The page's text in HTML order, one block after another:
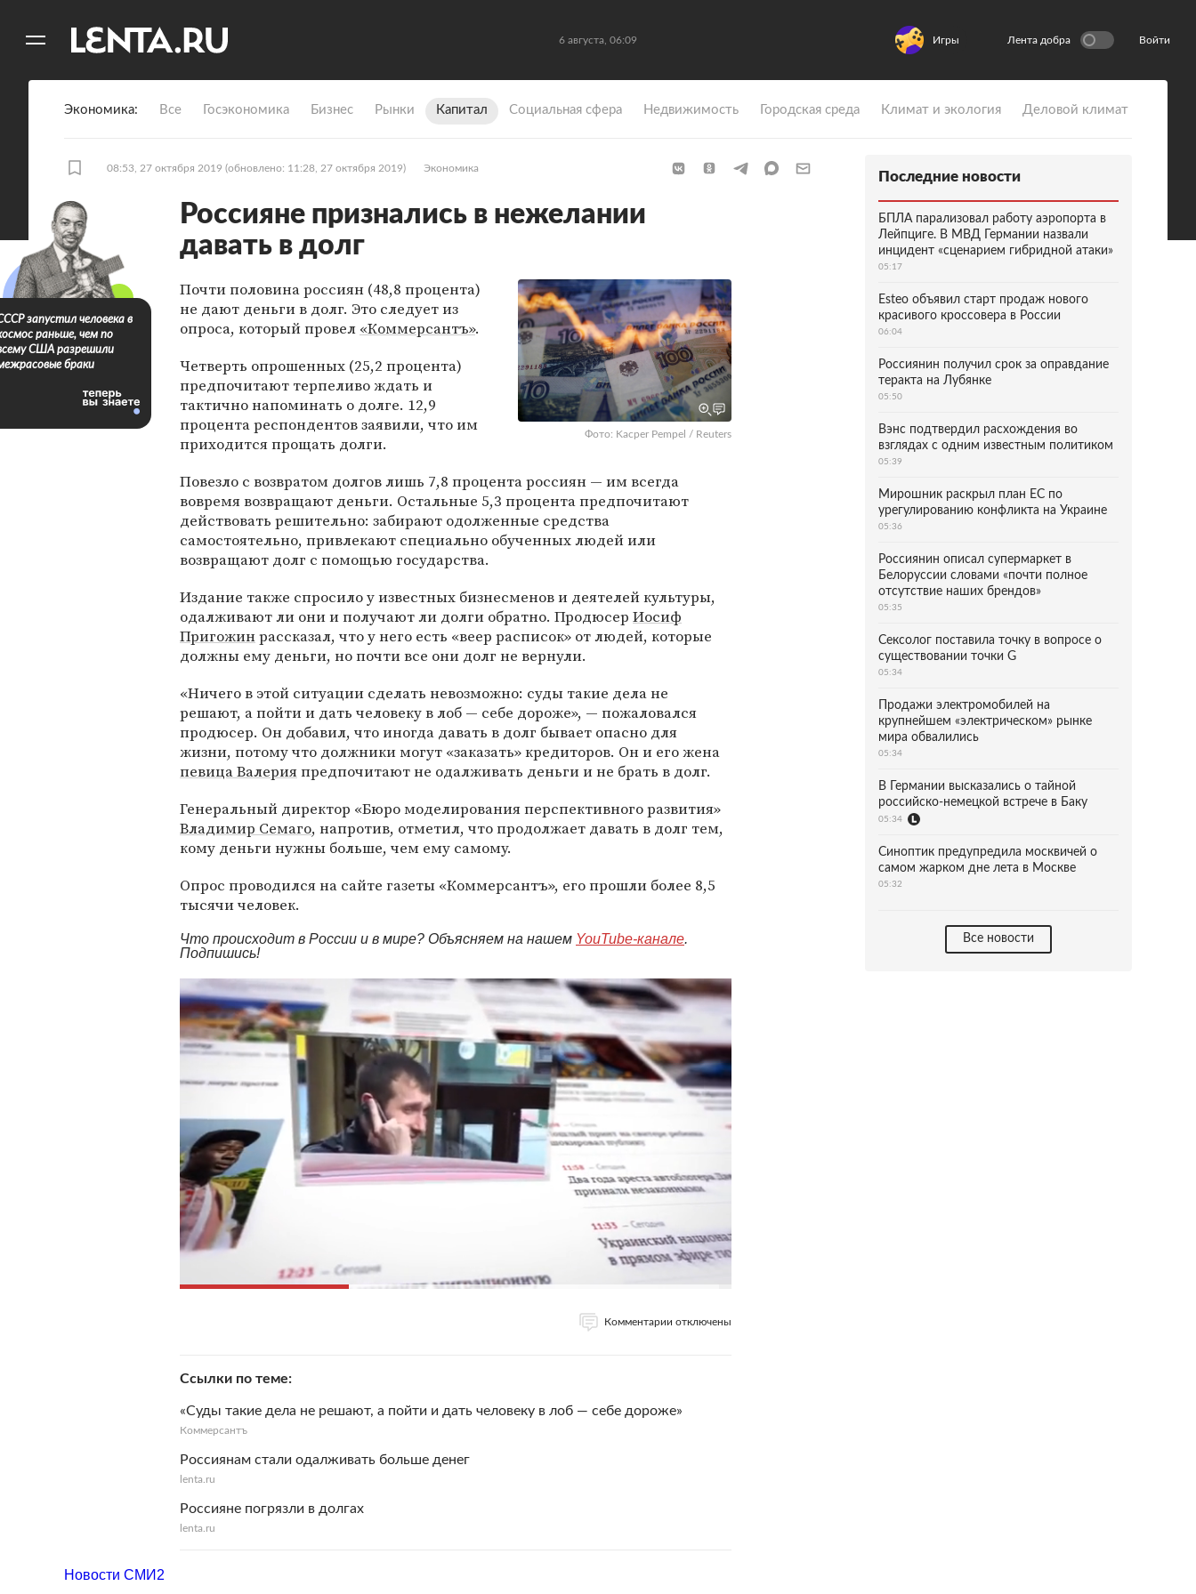
6 августа, 06:09 Игры Лента добра Войти
Экономика Все Госэкономика Бизнес Рынки Капитал Социальная сфера Недвижимость Городская среда Климат и экология Деловой климат
08:53, 27 октября 2019 (обновлено: 11:28, 27 октября 2019) Экономика
Россияне признались в нежелании
давать в долг
Фото: Kacper Pempel / Reuters
Почти половина россиян (48,8 процента)
не дают деньги в долг. Это следует из
опроса, который провел «Коммерсантъ».
Четверть опрошенных (25,2 процента)
предпочитают терпеливо ждать и
тактично напоминать о долге. 12,9
процента респондентов заявили, что им
приходится прощать долги.
Повезло с возвратом долгов лишь 7,8 процента россиян — им всегда
вовремя возвращают деньги. Остальные 5,3 процента предпочитают
действовать решительно: забирают одолженные средства
самостоятельно, привлекают специально обученных людей или
возвращают долг с помощью государства.
Издание также спросило у известных бизнесменов и деятелей культуры,
одалживают ли они и получают ли долги обратно. Продюсер Иосиф
Пригожинрассказал, что у него есть «веер расписок» от людей, которые
должны ему деньги, но почти все они долг не вернули.
«Ничего в этой ситуации сделать невозможно: суды такие дела не
решают, а пойти и дать человеку в лоб — себе дороже», — пожаловался
продюсер. Он добавил, что иногда давать в долг бывает опасно для
жизни, потому что должники могут «заказать» кредиторов. Он и его жена
певица Валерияпредпочитают не одалживать деньги и не брать в долг.
Генеральный директор «Бюро моделирования перспективного развития»
Владимир Семаго, напротив, отметил, что продолжает давать в долг тем,
кому деньги нужны больше, чем ему самому.
Опрос проводился на сайте газеты «Коммерсантъ», его прошли более 8,5
тысячи человек.
Что происходит в России и в мире? Объясняем на нашем YouTube-канале.
Подпишись!
Комментарии отключены
Ссылки по теме
«Суды такие дела не решают, а пойти и дать человеку в лоб — себе дороже»
Коммерсантъ
Россиянам стали одалживать больше денег
lenta.ru
Россияне погрязли в долгах
lenta.ru
запустил человека в
раньше, чем по
США разрешили
браки
Последние новости
БПЛА парализовал работу аэропорта в
Лейпциге. В МВД Германии назвали
инцидент «сценарием гибридной атаки»
05:17
Esteo объявил старт продаж нового
красивого кроссовера в России
06:04
Россиянин получил срок за оправдание
теракта на Лубянке
05:50
Вэнс подтвердил расхождения во
взглядах с одним известным политиком
05:39
Мирошник раскрыл план ЕС по
урегулированию конфликта на Украине
05:36
Россиянин описал супермаркет в
Белоруссии словами «почти полное
отсутствие наших брендов»
05:35
Сексолог поставила точку в вопросе о
существовании точки G
05:34
Продажи электромобилей на
крупнейшем «электрическом» рынке
мира обвалились
05:34
В Германии высказались о тайной
российско-немецкой встрече в Баку
05:34
Синоптик предупредила москвичей о
самом жарком дне лета в Москве
05:32
Все новости
Новости СМИ2